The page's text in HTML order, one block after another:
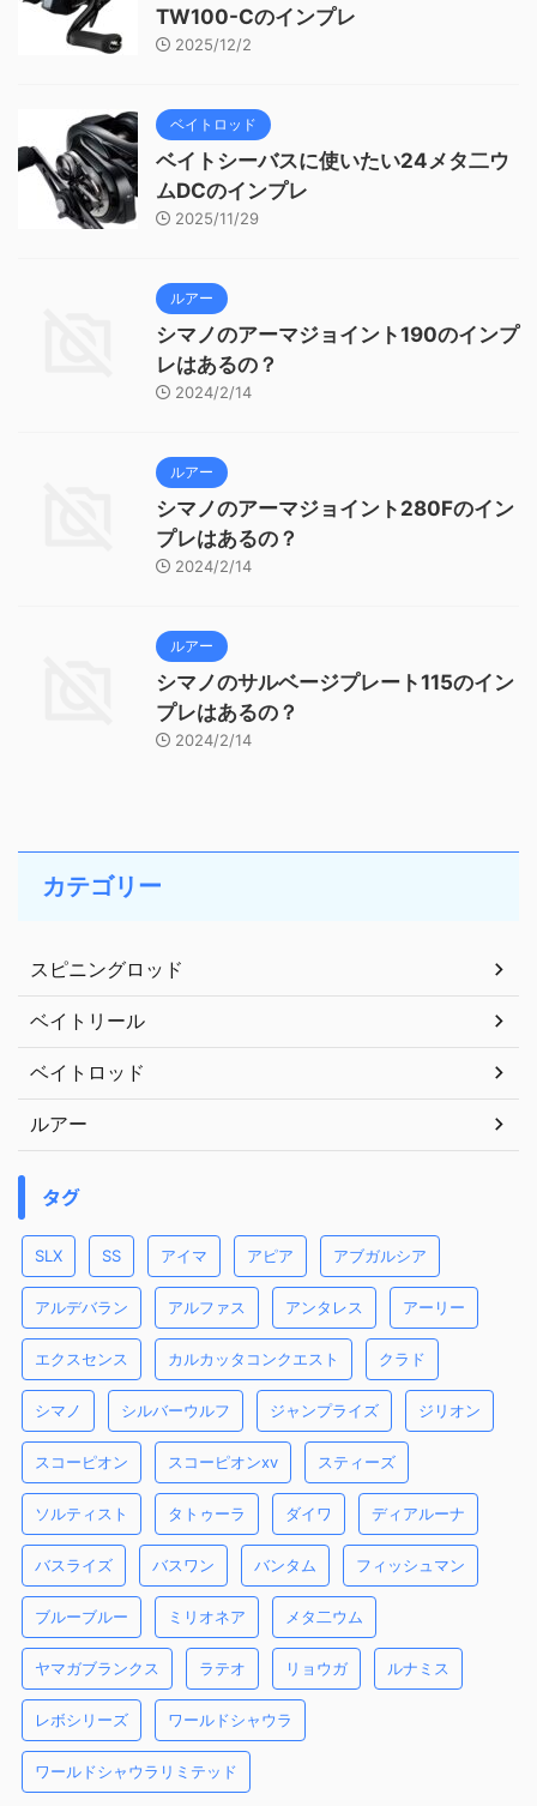
TW100-Cのインプレ
2025/12/2
ベイトロッド
ベイトシーバスに使いたい24メタ二ウ
ムDCのインプレ
2025/11/29
ルアー
シマノのアーマジョイント190のインプ
レはあるの？
2024/2/14
ルアー
シマノのアーマジョイント280Fのイン
プレはあるの？
2024/2/14
ルアー
シマノのサルベージプレート115のイン
プレはあるの？
2024/2/14
カテゴリー
スピニングロッド
ベイトリール
ベイトロッド
ルアー
タグ
SLX SS アイマ アピア アブガルシア
アルデバラン アルファス アンタレス アーリー
エクスセンス カルカッタコンクエスト クラド
シマノ シルバーウルフ ジャンプライズ ジリオン
スコーピオン スコーピオンxv スティーズ
ソルティスト タトゥーラ ダイワ ディアルーナ
バスライズ バスワン バンタム フィッシュマン
ブルーブルー ミリオネア メタ二ウム
ヤマガブランクス ラテオ リョウガ ルナミス
レボシリーズ ワールドシャウラ
ワールドシャウラリミテッド